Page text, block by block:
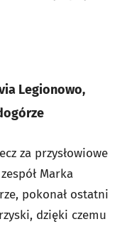
Legionowo,
za przysłowiowe
Marka
pokonał ostatni
dzięki czemu